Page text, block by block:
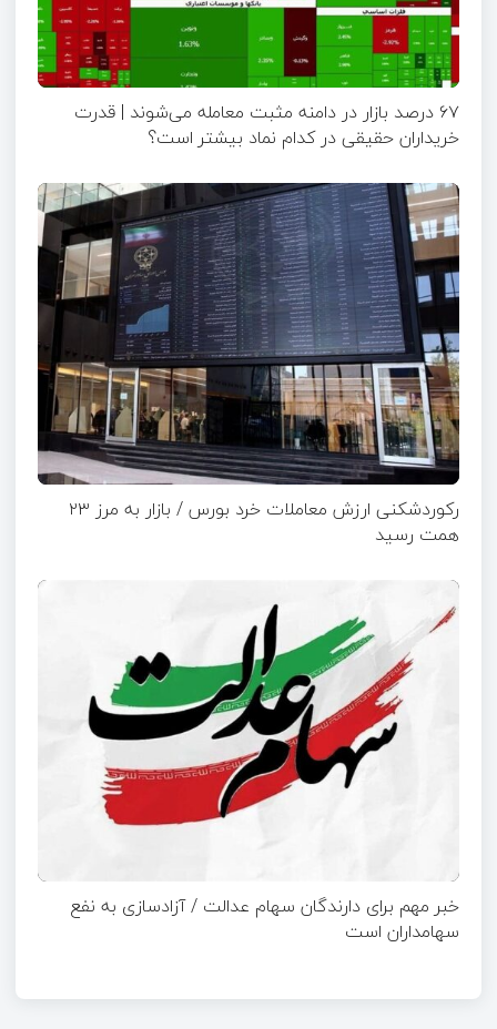
۶۷ درصد بازار در دامنه مثبت معامله می‌شوند | قدرت
خریداران حقیقی در کدام نماد بیشتر است؟
رکوردشکنی ارزش معاملات خرد بورس / بازار به مرز ۲۳
همت رسید
خبر مهم برای دارندگان سهام عدالت / آزادسازی به نفع
سهامداران است